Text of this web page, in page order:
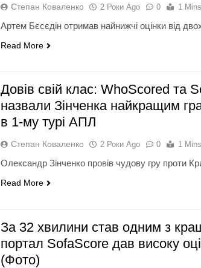
Степан Коваленко 2 Роки Ago 0 1 Mins
Артем Бєсєдін отримав найнижчі оцінки від
Read More
Довів свій клас: WhoScored та
назвали Зінченка найкращим
в 1-му турі АПЛ
Степан Коваленко 2 Роки Ago 0 1 Mins
Олександр Зінченко провів чудову гру проти
Read More
За 32 хвилини став одним з
портал SofaScore дав високу
(Фото)